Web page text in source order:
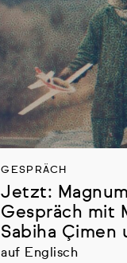
GESPRÄCH
Jetzt:
Gespräch mit
Sabiha Çimen
auf Englisch